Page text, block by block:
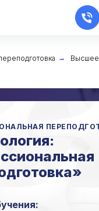
→ Высшее